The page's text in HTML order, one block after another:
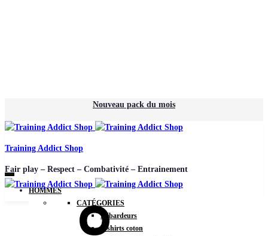
Nouveau pack du mois
Training Addict Shop
Fair play – Respect – Combativité – Entrainement
HOMMES
CATÉGORIES
Débardeurs
T-shirts coton